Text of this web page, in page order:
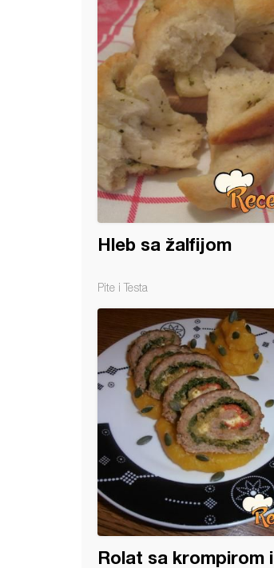
Hleb sa žalfijom
Pite i Testa
Rolat sa krompirom i
sa začinskim biljem